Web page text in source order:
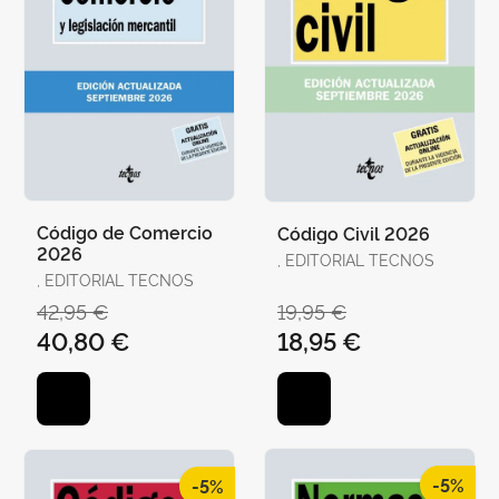
Código de Comercio
2026
, EDITORIAL TECNOS
42,95 €
40,80 €
Código Civil 2026
, EDITORIAL TECNOS
19,95 €
18,95 €
-5% -5%